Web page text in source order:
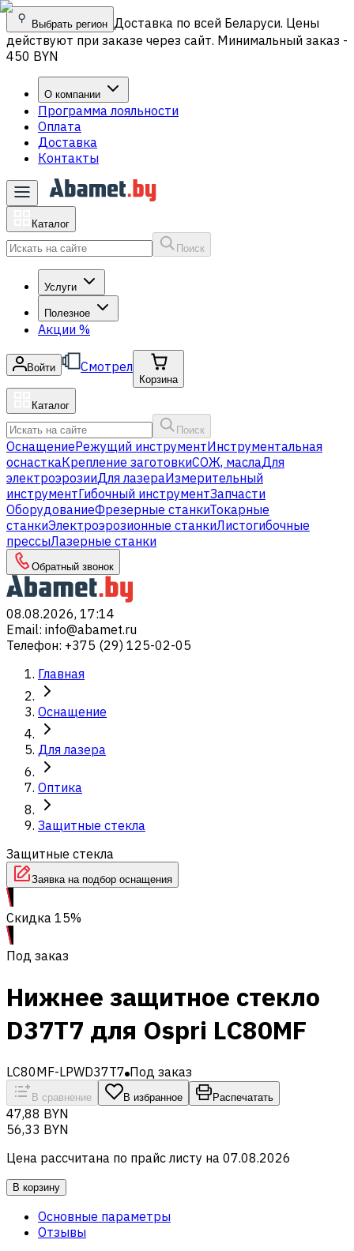
Выбрать регион Доставка по всей Беларуси. Цены
действуют при заказе через сайт. Минимальный заказ -
450 BYN
О компании
Программа лояльности
Оплата
Доставка
Контакты
Каталог
Поиск
Услуги
Полезное
Акции %
Войти Смотрел
Корзина
Каталог
Поиск
ОснащениеРежущий инструментИнструментальная
оснасткаКрепление заготовкиСОЖ, маслаДля
электроэрозииДля лазераИзмерительный
инструментГибочный инструментЗапчасти
ОборудованиеФрезерные станкиТокарные
станкиЭлектроэрозионные станкиЛистогибочные
прессыЛазерные станки
Обратный звонок
08.08.2026, 17:14
Email: info@abamet.ru
Телефон: +375 (29) 125-02-05
Главная
Оснащение
Для лазера
Оптика
Защитные стекла
Защитные стекла
Заявка на подбор оснащения
Скидка 15%
Под заказ
Нижнее защитное стекло
D37T7 для Ospri LC80MF
LC80MF-LPWD37T7 Под заказ
В сравнение В избранное Распечатать
47,88 BYN
56,33 BYN
Цена рассчитана по прайс листу на 07.08.2026
В корзину
Основные параметры
Отзывы